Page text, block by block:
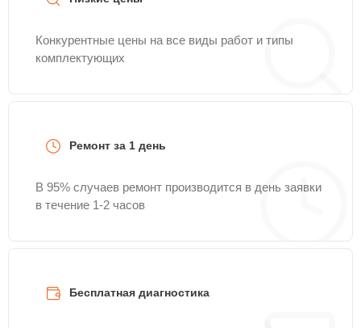
Конкурентные цены на все виды работ и типы
комплектующих
Ремонт за 1 день
В 95% случаев ремонт производится в день заявки
в течение 1-2 часов
Бесплатная диагностика